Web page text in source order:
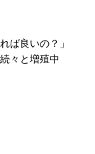
ば良いの？」
々と増殖中